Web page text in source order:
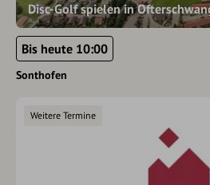
Disc-Golf spielen in
Bis heute 10:00
Sonthofen
Weitere Termine